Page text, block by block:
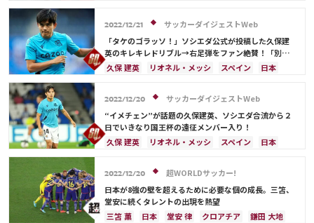
2022/12/21
サッカーダイジェストWeb
「タケのゴラッソ！」ソシエダ公式が投稿した久保建
英のキレキレドリブル→右足弾をファン絶賛！「別格
に上手い」「見た目以上にエグいな」
久保 建英 リオネル・メッシ スペイン
日本
2022/12/20
サッカーダイジェストWeb
“イメチェン”が話題の久保建英、ソシエダ合流から２
日でいきなり国王杯の遠征メンバー入り！
久保 建英
リオネル・メッシ スペイン
日本
2022/12/20
超WORLDサッカー!
日本が8強の壁を超えるために必要な個の成長。三笘、
堂安に続くタレントの出現を熱望
三笘 薫
日本 堂安 律 クロアチア
鎌田 大地